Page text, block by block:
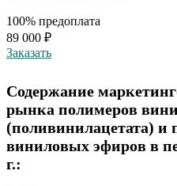
100% предоплата
89 000 ₽
Заказать
Содержание
рынка полимеров
(поливинилацетата) и
виниловых эфиров в
г.: